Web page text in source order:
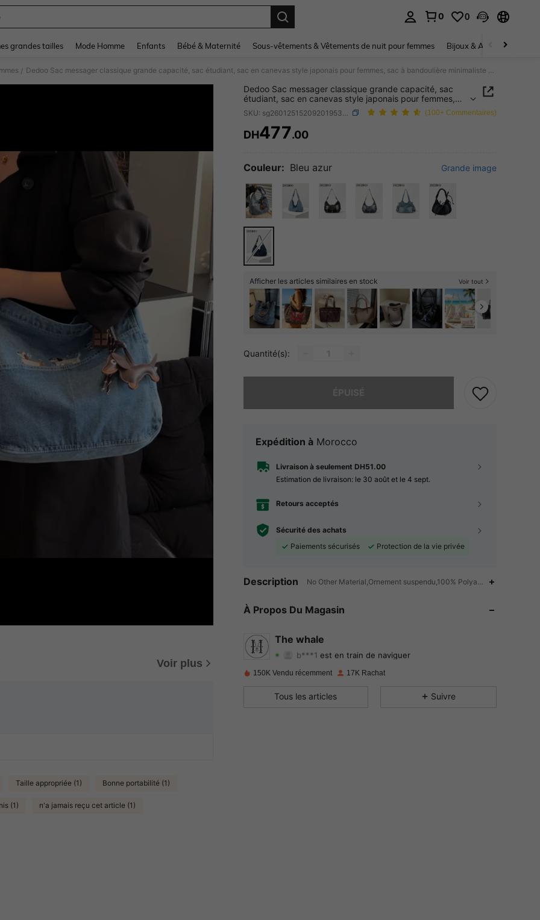
0 0
grandes tailles Mode Homme Enfants Bébé & Maternité Sous-vêtements & Vêtements de nuit pour femmes Bijoux & Accessoires pour
/ Dedoo Sac messager classique grande capacité, sac étudiant, sac en canevas style japonais pour femmes, sac à bandoulière minimaliste coréen
Voir plus
Taille appropriée (1) Bonne portabilité (1)
(1) n'a jamais reçu cet article (1)
Dedoo Sac messager classique grande capacité, sac
étudiant, sac en canevas style japonais pour femmes,
sac à bandoulière minimaliste coréen
(100+ Commentaires)
PRICE AND AVAILABILITY
DH477.00
Couleur: Bleu azur Grande image
Afficher les articles similaires en stock Voir tout
Quantité(s):
Expédition à Morocco
Livraison à seulement DH51.00
Estimation de livraison: le 30 août et le 4 sept.
Retours acceptés
Sécurité des achats
Paiements sécurisés
Protection de la vie privée
Description No Other Material,Ornement suspendu,100% Polyamide
À Propos Du Magasin
The whale
4.83 Evaluation 744Articles 56KSuiveurs
150K Vendu récemment 17K Rachat
Tous les articles Suivre